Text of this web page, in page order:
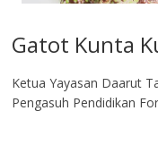
Gatot Kunta
Ketua Yayasan Daarut
Pengasuh Pendidikan